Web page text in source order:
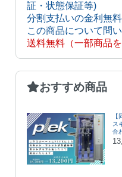
証・状態保証等)
分割支払いの金利無
この商品について問
送料無料（一部商品
おすすめ商品
ス
合